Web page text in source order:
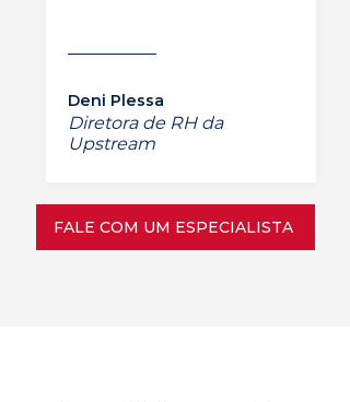
Deni Plessa
Diretora de RH da
Upstream
FALE COM UM ESPECIALISTA